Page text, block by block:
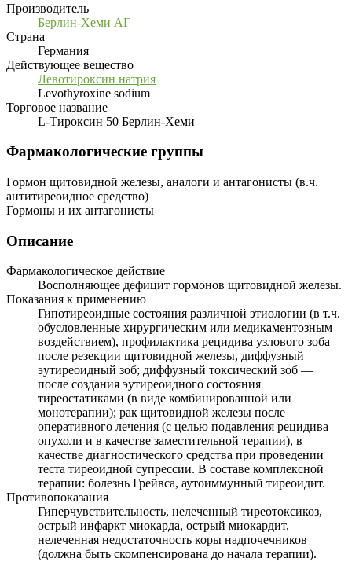
Производитель
Берлин-Хеми АГ
Страна
Германия
Действующее вещество
Левотироксин натрия
Levothyroxine sodium
Торговое название
L-Тироксин 50 Берлин-Хеми
Фармакологические группы
Гормон щитовидной железы, аналоги и антагонисты (в.ч.
антитиреоидное средство)
Гормоны и их антагонисты
Описание
Фармакологическое действие
Восполняющее дефицит гормонов щитовидной железы.
Показания к применению
Гипотиреоидные состояния различной этиологии (в т.ч.
обусловленные хирургическим или медикаментозным
воздействием), профилактика рецидива узлового зоба
после резекции щитовидной железы, диффузный
эутиреоидный зоб; диффузный токсический зоб —
после создания эутиреоидного состояния
тиреостатиками (в виде комбинированной или
монотерапии); рак щитовидной железы после
оперативного лечения (с целью подавления рецидива
опухоли и в качестве заместительной терапии), в
качестве диагностического средства при проведении
теста тиреоидной супрессии. В составе комплексной
терапии: болезнь Грейвса, аутоиммунный тиреоидит.
Противопоказания
Гиперчувствительность, нелеченный тиреотоксикоз,
острый инфаркт миокарда, острый миокардит,
нелеченная недостаточность коры надпочечников
(должна быть скомпенсирована до начала терапии).